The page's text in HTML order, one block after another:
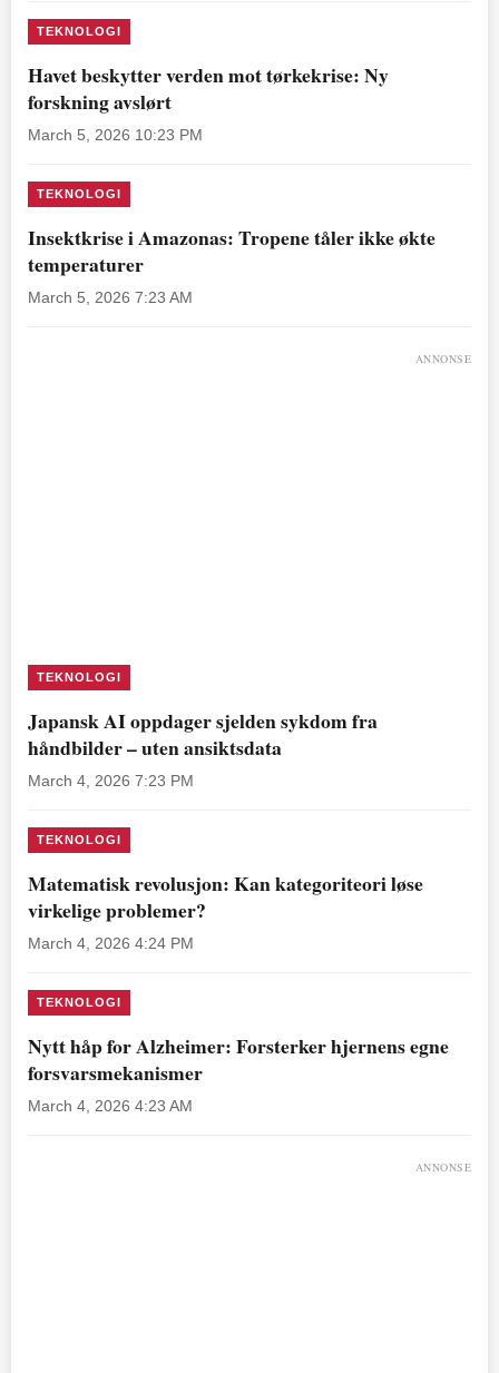
TEKNOLOGI
Havet beskytter verden mot tørkekrise: Ny
forskning avslørt
March 5, 2026 10:23 PM
TEKNOLOGI
Insektkrise i Amazonas: Tropene tåler ikke økte
temperaturer
March 5, 2026 7:23 AM
ANNONSE
TEKNOLOGI
Japansk AI oppdager sjelden sykdom fra
håndbilder – uten ansiktsdata
March 4, 2026 7:23 PM
TEKNOLOGI
Matematisk revolusjon: Kan kategoriteori løse
virkelige problemer?
March 4, 2026 4:24 PM
TEKNOLOGI
Nytt håp for Alzheimer: Forsterker hjernens egne
forsvarsmekanismer
March 4, 2026 4:23 AM
ANNONSE